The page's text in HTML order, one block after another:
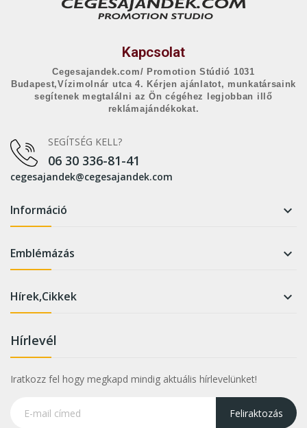
Kapcsolat
Cegesajandek.com/ Promotion Stúdió 1031
Budapest,Vízimolnár utca 4. Kérjen ajánlatot, munkatársaink
segítenek megtalálni az Ön cégéhez legjobban illő
reklámajándékokat.
SEGÍTSÉG KELL?
06 30 336-81-41
cegesajandek@cegesajandek.com
Információ 
Emblémázás 
Hírek,Cikkek 
Hírlevél
Iratkozz fel hogy megkapd mindig aktuális hírlevelünket!
Feliraktozás